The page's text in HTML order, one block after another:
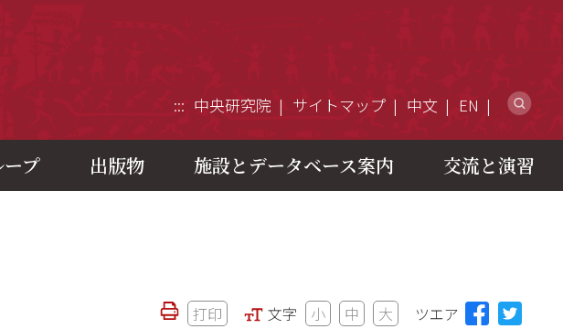
::: 中央研究院 サイトマップ 中文 EN
プ 出版物 施設とデータベース案内 交流と演習
打印 文字 小 中 大 ツエア